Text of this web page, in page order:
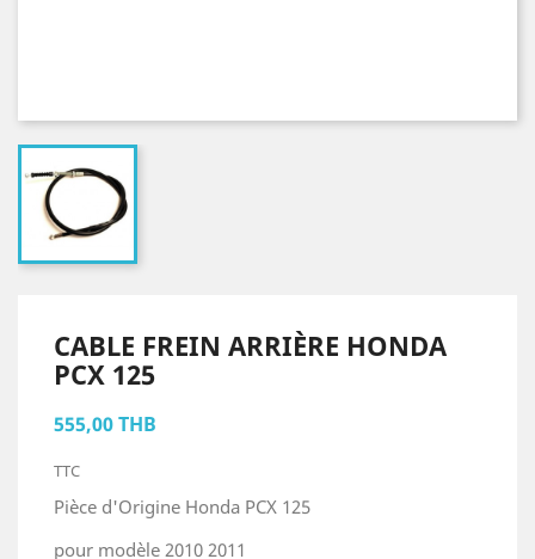
CABLE FREIN ARRIÈRE HONDA
PCX 125
555,00 THB
TTC
Pièce d'Origine Honda PCX 125
pour modèle 2010 2011